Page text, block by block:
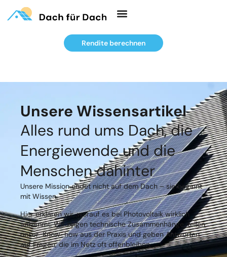
Rendite berechnen
Unsere Wissensartikel
Alles rund ums Dach, die
Energiewende und die
Menschen dahinter
Unsere Mission endet nicht auf dem Dach – sie beginnt
mit Wissen.
Hier erklären wir, worauf es bei Photovoltaik wirklich
ankommt. Wir zeigen technische Zusammenhänge, teilen
unser Know-how aus der Praxis und geben Antworten
auf Fragen, die im Netz oft offenbleiben.